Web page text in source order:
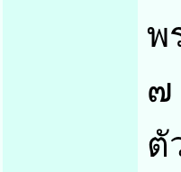
พ
๗
ตั